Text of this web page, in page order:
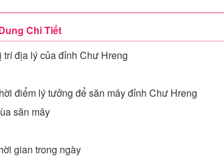
Chi Tiết
trí địa lý của đỉnh Chư Hreng
điểm lý tưởng để săn mây đỉnh Chư Hreng​
săn mây
gian trong ngày